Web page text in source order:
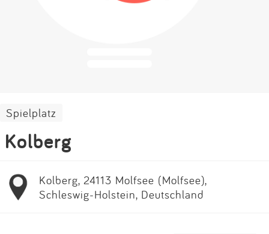
Impressum
Spielplatz
Kolberg
Kolberg, 24113 Molfsee (Molfsee),
Schleswig-Holstein, Deutschland